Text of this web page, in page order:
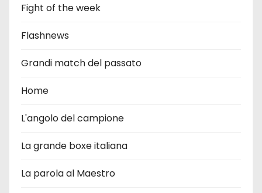
Fight of the week
Flashnews
Grandi match del passato
Home
L'angolo del campione
La grande boxe italiana
La parola al Maestro